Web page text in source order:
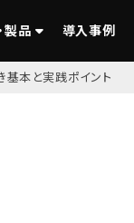
製品 導入事例
基本と実践ポイント